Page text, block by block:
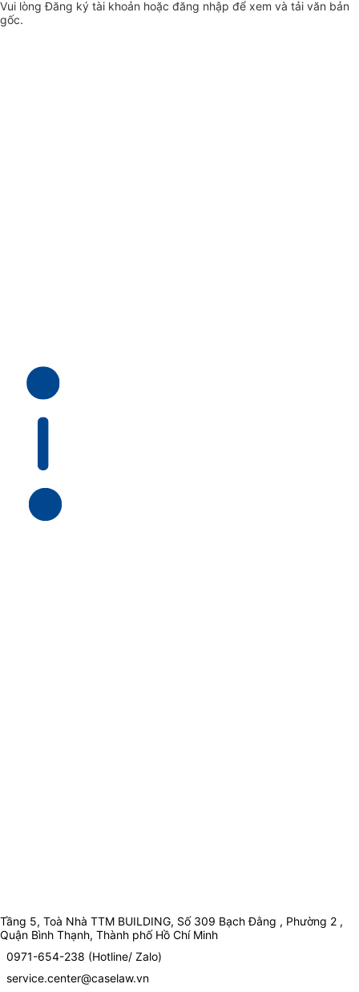
Vui lòngĐăng ký tài khoản hoặc đăng nhập để xem và tải văn bản
gốc.
Tầng 5, Toà Nhà TTM BUILDING, Số 309 Bạch Đằng , Phường 2 ,
Quận Bình Thạnh, Thành phố Hồ Chí Minh
0971-654-238 (Hotline/ Zalo)
service.center@caselaw.vn